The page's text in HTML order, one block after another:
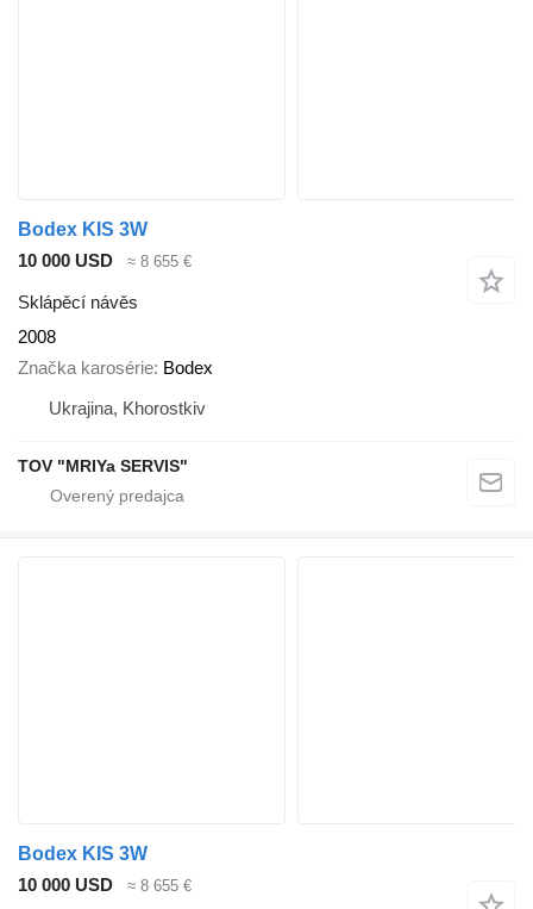
Bodex KIS 3W
10 000 USD
≈ 8 655 €
Sklápěcí návěs
2008
Značka karosérie Bodex
Ukrajina, Khorostkiv
TOV "MRIYa SERVIS"
Bodex KIS 3W
10 000 USD
≈ 8 655 €